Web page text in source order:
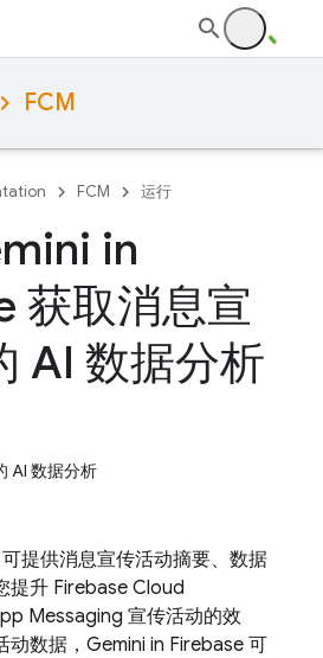
FCM
FCM 运行
in
获取消息宣
AI 数据分析
AI 数据分析
可提供消息宣传活动摘要、数据
提升 Firebase Cloud
Messaging 宣传活动的效
动数据，Gemini in Firebase 可